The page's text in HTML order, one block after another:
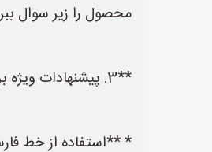
محصول را زیر سوال
**3. پیشنهادات ویژه برای بازار ایران:**
* **استفاده از خط